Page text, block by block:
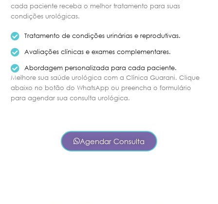
cada paciente receba o melhor tratamento para suas
condições urológicas.
Tratamento de condições urinárias e reprodutivas.
Avaliações clínicas e exames complementares.
Abordagem personalizada para cada paciente.
Melhore sua saúde urológica com a Clínica Guarani. Clique
abaixo no botão do WhatsApp ou preencha o formulário
para agendar sua consulta urológica.
Agendar Consulta